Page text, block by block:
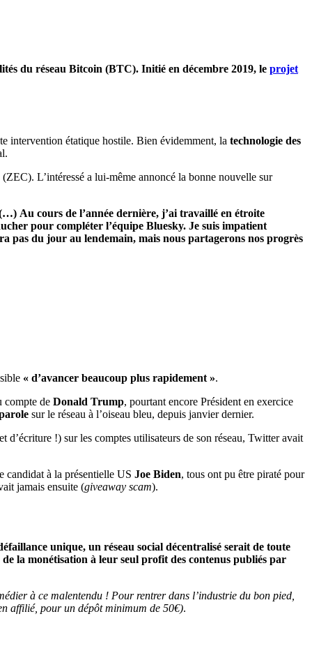
du réseau Bitcoin (BTC). Initié en décembre 2019, le projet
intervention étatique hostile. Bien évidemment, la technologie des
(ZEC). L’intéressé a lui-même annoncé la bonne nouvelle sur
Au cours de l’année dernière, j’ai travaillé en étroite
pour compléter l’équipe Bluesky. Je suis impatient
pas du jour au lendemain, mais nous partagerons nos progrès
« d’avancer beaucoup plus rapidement ».
compte de Donald Trump, pourtant encore Président en exercice
sur le réseau à l’oiseau bleu, depuis janvier dernier.
d’écriture !) sur les comptes utilisateurs de son réseau, Twitter avait
candidat à la présentielle US Joe Biden, tous ont pu être piraté pour
jamais ensuite (giveaway scam).
unique, un réseau social décentralisé serait de toute
la monétisation à leur seul profit des contenus publiés par
à ce malentendu ! Pour rentrer dans l’industrie du bon pied,
affilié, pour un dépôt minimum de 50€).